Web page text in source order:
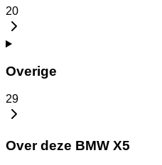
20
Overige
29
Over deze BMW X5